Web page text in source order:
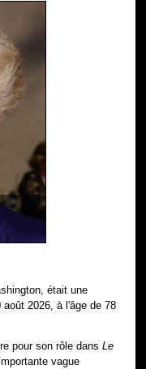
était une
2026, à l'âge de 78
pour son rôle dansLe
vague